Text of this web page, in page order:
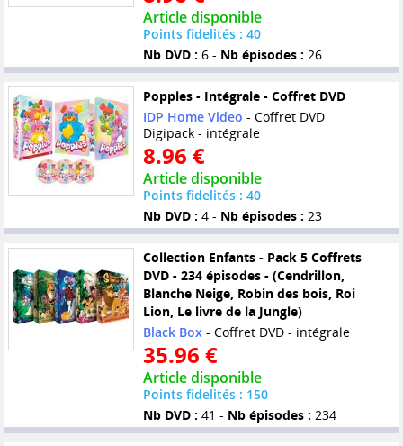
Article disponible
Points fidelités : 40
Nb DVD : 6 - Nb épisodes : 26
Popples - Intégrale - Coffret DVD
IDP Home Video - Coffret DVD
Digipack - intégrale
8.96 €
Article disponible
Points fidelités : 40
Nb DVD : 4 - Nb épisodes : 23
Collection Enfants - Pack 5 Coffrets
DVD - 234 épisodes - (Cendrillon,
Blanche Neige, Robin des bois, Roi
Lion, Le livre de la Jungle)
Black Box - Coffret DVD - intégrale
35.96 €
Article disponible
Points fidelités : 150
Nb DVD : 41 - Nb épisodes : 234